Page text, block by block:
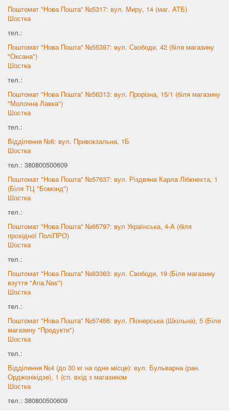
Поштомат "Нова Пошта" №5317: вул. Миру, 14 (маг. АТБ)
Шостка
тел.:
Поштомат "Нова Пошта" №55397: вул. Свободи, 42 (біля магазину
"Оксана")
Шостка
тел.:
Поштомат "Нова Пошта" №56313: вул. Прорізна, 15/1 (біля магазину
"Молочна Лавка")
Шостка
тел.:
Відділення №6: вул. Привокзальна, 1Б
Шостка
тел.: 380800500609
Поштомат "Нова Пошта" №57637: вул. Різдвяна Карла Лібкнехта, 1
(Біля ТЦ "Бомонд")
Шостка
тел.:
Поштомат "Нова Пошта" №65797: вул Українська, 4-А (біля
прохідної ПоліПРО)
Шостка
тел.:
Поштомат "Нова Пошта" №63363: вул. Свободи, 19 (Біля магазину
взуття "Ana.Nas")
Шостка
тел.:
Поштомат "Нова Пошта" №57456: вул. Піонерська (Шкільна), 5 (Біля
магазину "Продукти")
Шостка
тел.:
Відділення №4 (до 30 кг на одне місце): вул. Бульварна (ран.
Орджонікідзе), 1 (сп. вхід з магазином
Шостка
тел.: 380800500609